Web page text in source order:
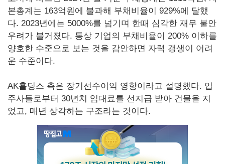
본총계는 163억원에 불과해 부채비율이 929%에 달했
다. 2023년에는 5000%를 넘기며 한때 심각한 재무 불안
우려가 불거졌다. 통상 기업의 부채비율이 200% 이하를
양호한 수준으로 보는 것을 감안하면 자력 갱생이 어려
운 수준이다.
AK홀딩스 측은 장기선수이익 영향이라고 설명했다. 입
주사들로부터 30년치 임대료를 선지급 받아 건물을 지
었고, 매년 상각하는 구조라는 것이다.